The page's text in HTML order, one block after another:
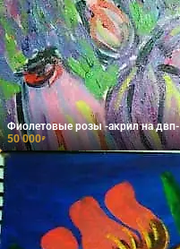
Фиолетовые розы -акрил на двп-
50 000₽